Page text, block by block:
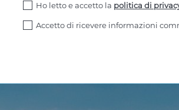
Ho letto e accetto la politica di
Accetto di ricevere informazioni